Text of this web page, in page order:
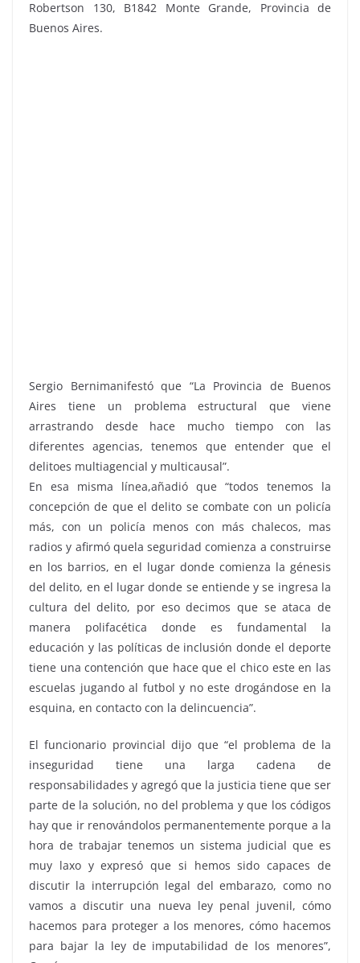
Robertson 130, B1842 Monte Grande, Provincia de
Buenos Aires.
Sergio Bernimanifestó que “La Provincia de Buenos
Aires tiene un problema estructural que viene
arrastrando desde hace mucho tiempo con las
diferentes agencias, tenemos que entender que el
delitoes multiagencial y multicausal”.
En esa misma línea,añadió que “todos tenemos la
concepción de que el delito se combate con un policía
más, con un policía menos con más chalecos, mas
radios y afirmó quela seguridad comienza a construirse
en los barrios, en el lugar donde comienza la génesis
del delito, en el lugar donde se entiende y se ingresa la
cultura del delito, por eso decimos que se ataca de
manera polifacética donde es fundamental la
educación y las políticas de inclusión donde el deporte
tiene una contención que hace que el chico este en las
escuelas jugando al futbol y no este drogándose en la
esquina, en contacto con la delincuencia”.
El funcionario provincial dijo que “el problema de la
inseguridad tiene una larga cadena de
responsabilidades y agregó que la justicia tiene que ser
parte de la solución, no del problema y que los códigos
hay que ir renovándolos permanentemente porque a la
hora de trabajar tenemos un sistema judicial que es
muy laxo y expresó que si hemos sido capaces de
discutir la interrupción legal del embarazo, como no
vamos a discutir una nueva ley penal juvenil, cómo
hacemos para proteger a los menores, cómo hacemos
para bajar la ley de imputabilidad de los menores”,